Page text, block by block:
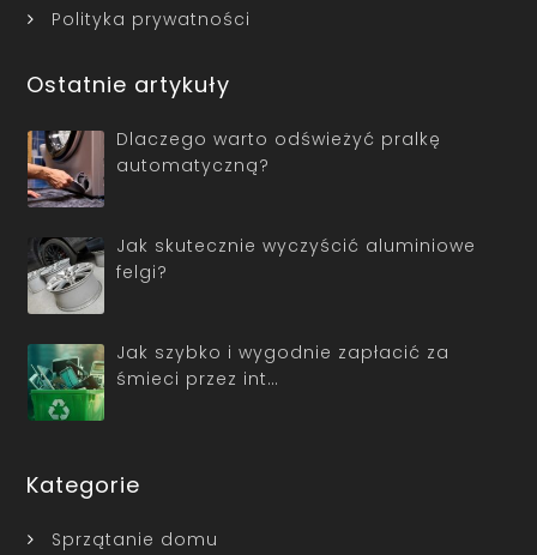
Polityka prywatności
Ostatnie artykuły
Dlaczego warto odświeżyć pralkę
automatyczną?
Jak skutecznie wyczyścić aluminiowe
felgi?
Jak szybko i wygodnie zapłacić za
śmieci przez int…
Kategorie
Sprzątanie domu